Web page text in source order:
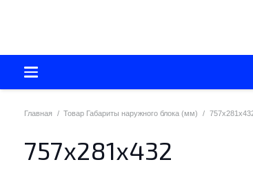
Главная / Товар Габариты наружного блока (мм) /
757х281х432